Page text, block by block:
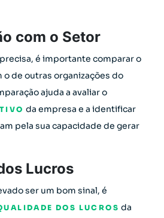
com o Setor
é importante comparar o
o de outras organizações do
ajuda a avaliar o
da empresa e a identificar
pela sua capacidade de gerar
Lucros
ser um bom sinal, é
DOS LUCROS da